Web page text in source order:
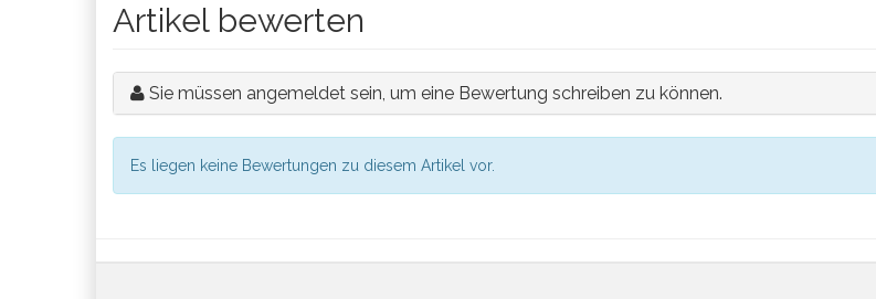
Artikel bewerten
Sie müssen angemeldet sein, um eine Bewertung schreiben zu können.
Es liegen keine Bewertungen zu diesem Artikel vor.